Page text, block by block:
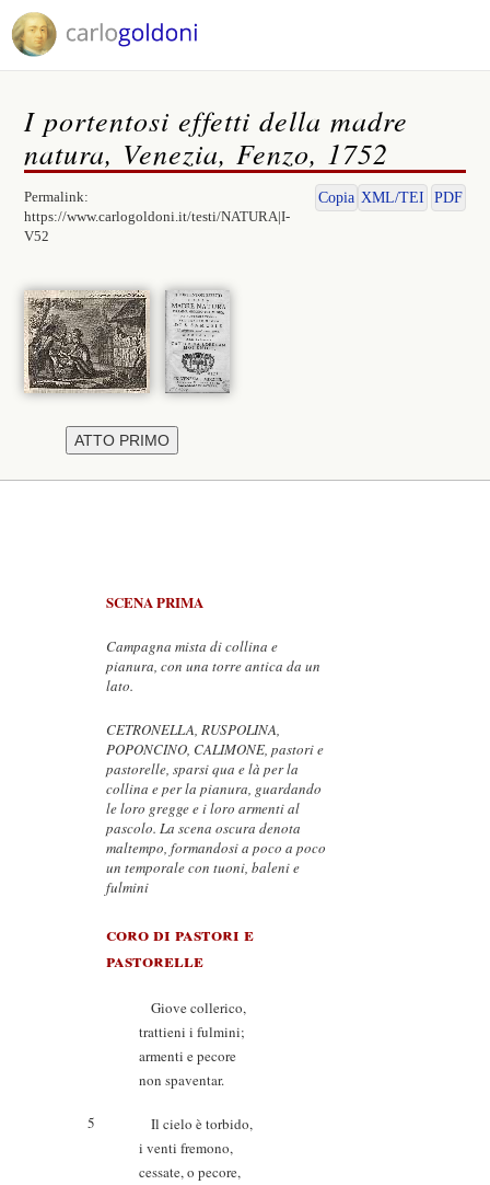
I portentosi effetti della madre
natura, Venezia, Fenzo, 1752
Permalink:
https://www.carlogoldoni.it/testi/NATURA|I-
V52
Copia XML/TEI PDF
SCENA PRIMA
Campagna mista di collina e
pianura, con una torre antica da un
lato.
CETRONELLA, RUSPOLINA,
POPONCINO, CALIMONE, pastori e
pastorelle, sparsi qua e là per la
collina e per la pianura, guardando
le loro gregge e i loro armenti al
pascolo. La scena oscura denota
maltempo, formandosi a poco a poco
un temporale con tuoni, baleni e
fulmini
coro di pastori e
pastorelle
Giove collerico,
trattieni i fulmini;
armenti e pecore
non spaventar.
5
Il cielo è torbido,
i venti fremono,
cessate, o pecore,